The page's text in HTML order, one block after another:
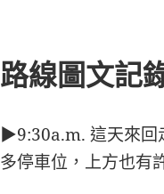
路線圖文記
▶9:30a.m. 這天來回
多停車位，上方也有